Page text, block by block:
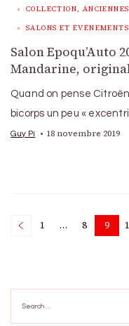
COLLECTION,
SALONS ET ÉVÉNEMENTS
Salon Epoqu’Auto
Mandarine,
Quand on pense
bicorps un peu «
Guy Pi 18 novembre 2019
Posts
Page
1 … Page
8 Page
9
for: